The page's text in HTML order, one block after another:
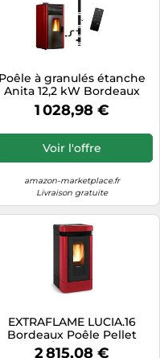
Poêle à granulés étanche
Anita 12,2 kW Bordeaux
Sannover + Kit
d'installation Complet
1 028,98 €
Voir l'offre
amazon-marketplace.fr
Livraison gratuite
EXTRAFLAME LUCIA.16
Bordeaux Poêle Pellet
Faïence Âtre Fonte 12.1W
2 815,08 €